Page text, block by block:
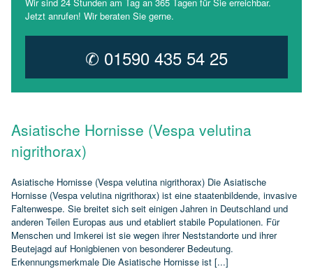
Jetzt anrufen! Wir beraten Sie gerne.
✆ 01590 435 54 25
Asiatische Hornisse (Vespa velutina
nigrithorax)
Asiatische Hornisse (Vespa velutina nigrithorax) Die Asiatische
Hornisse (Vespa velutina nigrithorax) ist eine staatenbildende, invasive
Faltenwespe. Sie breitet sich seit einigen Jahren in Deutschland und
anderen Teilen Europas aus und etabliert stabile Populationen. Für
Menschen und Imkerei ist sie wegen ihrer Neststandorte und ihrer
Beutejagd auf Honigbienen von besonderer Bedeutung.
Erkennungsmerkmale Die Asiatische Hornisse ist [...]